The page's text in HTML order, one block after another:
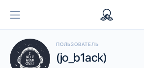
ПОЛЬЗОВАТЕЛЬ
(jo_b1ack)